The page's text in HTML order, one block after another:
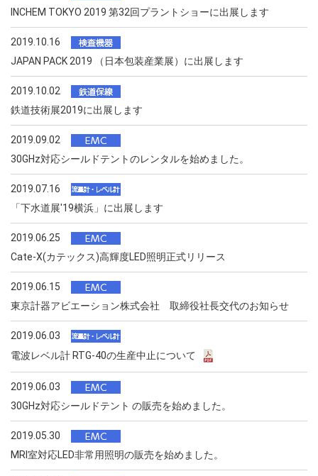
INCHEM TOKYO 2019 第32回プラントショーに出展します
2019.10.16
JAPAN PACK 2019 （日本包装産業展）に出展します
2019.10.02
鉄道技術展2019に出展します
2019.09.02
30GHz対応シールドテントのレンタルを始めました。
2019.07.16
「下水道展'19横浜」に出展します
2019.06.25
Cate-X(カテックス)高輝度LED照明正式リリース
2019.06.15
東京計器アビエーション株式会社 取締役社長交代のお知らせ
2019.06.03
電波レベル計 RTG-40の生産中止について
2019.06.03
30GHz対応シールドテント の販売を始めました。
2019.05.30
MRI室対応LED非常用照明の販売を始めました。